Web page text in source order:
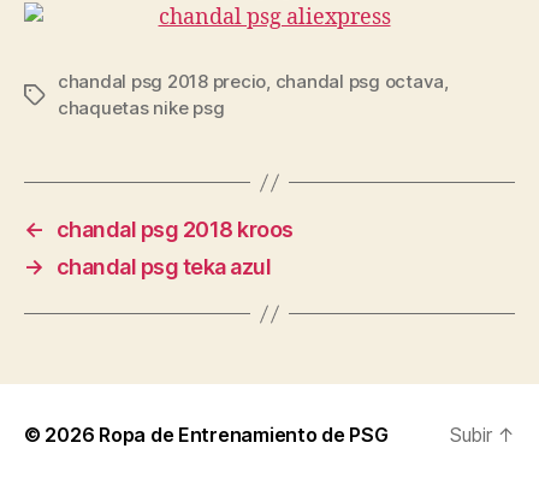
Etiquetas
chandal psg 2018 precio, chandal psg octava,
chaquetas nike psg
←
chandal psg 2018 kroos
→
chandal psg teka azul
© 2026 Ropa de Entrenamiento de PSG Subir ↑